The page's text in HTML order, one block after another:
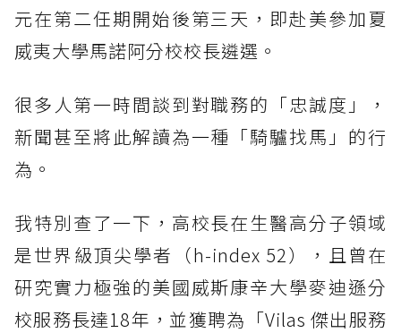
元在第二任期開始後第三天，即赴美參加夏
威夷大學馬諾阿分校校長遴選。
很多人第一時間談到對職務的「忠誠度」，
新聞甚至將此解讀為一種「騎驢找馬」的行
為。
我特別查了一下，高校長在生醫高分子領域
是世界級頂尖學者（h-index 52），且曾在
研究實力極強的美國威斯康辛大學麥迪遜分
校服務長達18年，並獲聘為「Vilas 傑出服務